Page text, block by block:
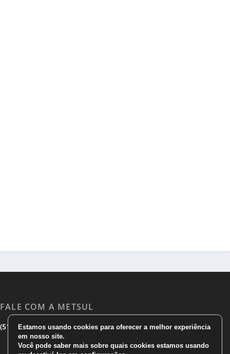
FALE COM A METSUL
(51) 3533 1983|(51)3785 7752|comercial@metsul.com
Estamos usando cookies para oferecer a melhor experiência
em nosso site.
Você pode saber mais sobre quais cookies estamos usando